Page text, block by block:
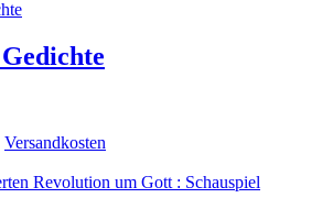
Versandkosten